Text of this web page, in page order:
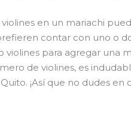
en un mariachi
contar con uno o
para agregar una
de violines, es
¡Así que no dudes